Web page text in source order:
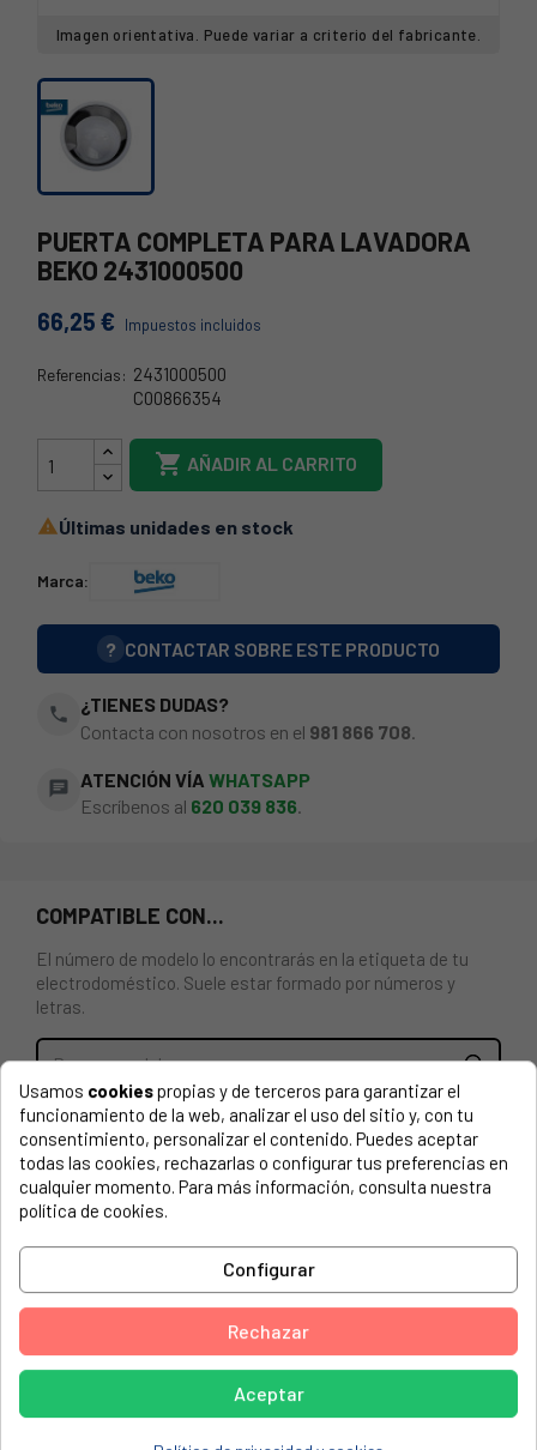
Imagen orientativa. Puede variar a criterio del fabricante.
PUERTA COMPLETA PARA LAVADORA
BEKO 2431000500
66,25 € Impuestos incluidos
Referencias: 2431000500
C00866354
 AÑADIR AL CARRITO
Últimas unidades en stock
Marca:
? CONTACTAR SOBRE ESTE PRODUCTO
phone
¿TIENES DUDAS?
Contacta con nosotros en el 981 866 708
chat ATENCIÓN VÍA WHATSAPP
Escríbenos al 620 039 836.
COMPATIBLE CON...
El número de modelo lo encontrarás en la etiqueta de tu
electrodoméstico. Suele estar formado por números y
letras.
PUERTA COMPLETA PARA LAVADORA BEKO 2431000500
(incluye bisagra)
ARCELIK, 7103CMK
ARCELIK, 7123YCM
ARCELIK, 7139420100 ARCELIK 7123CMK-TUR B1XJ12
Usamos cookiespropias y de terceros para garantizar el
funcionamiento de la web, analizar el uso del sitio y, con tu
consentimiento, personalizar el contenido. Puedes aceptar
todas las cookies, rechazarlas o configurar tus preferencias en
cualquier momento. Para más información, consulta nuestra
política de cookies.
Configurar
Rechazar
Aceptar